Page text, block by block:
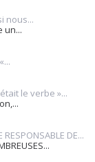
nous...
un...
le verbe »...
DE...